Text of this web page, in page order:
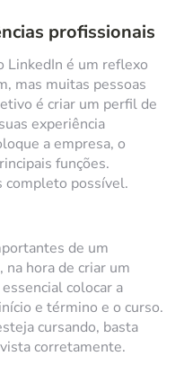
profissionais
LinkedIn é um reflexo
mas muitas pessoas
é criar um perfil de
experiência
a empresa, o
funções.
completo possível.
de um
na hora de criar um
colocar a
e término e o curso.
cursando, basta
corretamente.